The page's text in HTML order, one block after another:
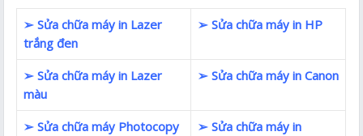
➢ Sửa chữa máy in Lazer
trắng đen
➢ Sửa chữa máy in HP
➢ Sửa chữa máy in Lazer
màu
➢ Sửa chữa máy in Canon
➢ Sửa chữa máy Photocopy
➢ Sửa chữa máy in